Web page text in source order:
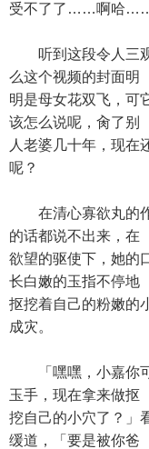
受不了了……啊哈
听到这段令人三观
么这个视频的封面明
明是母女花双飞，可
该怎么说呢，肏了别
人老婆几十年，现在
呢？
在清心寡欲丸的作
的话都说不出来，在
欲望的驱使下，她的
长白嫩的玉指不停地
抠挖着自己的粉嫩的
成灾。
「嘿嘿，小嘉你可
玉手，现在拿来做抠
挖自己的小穴了？」
缓道，「要是被你爸